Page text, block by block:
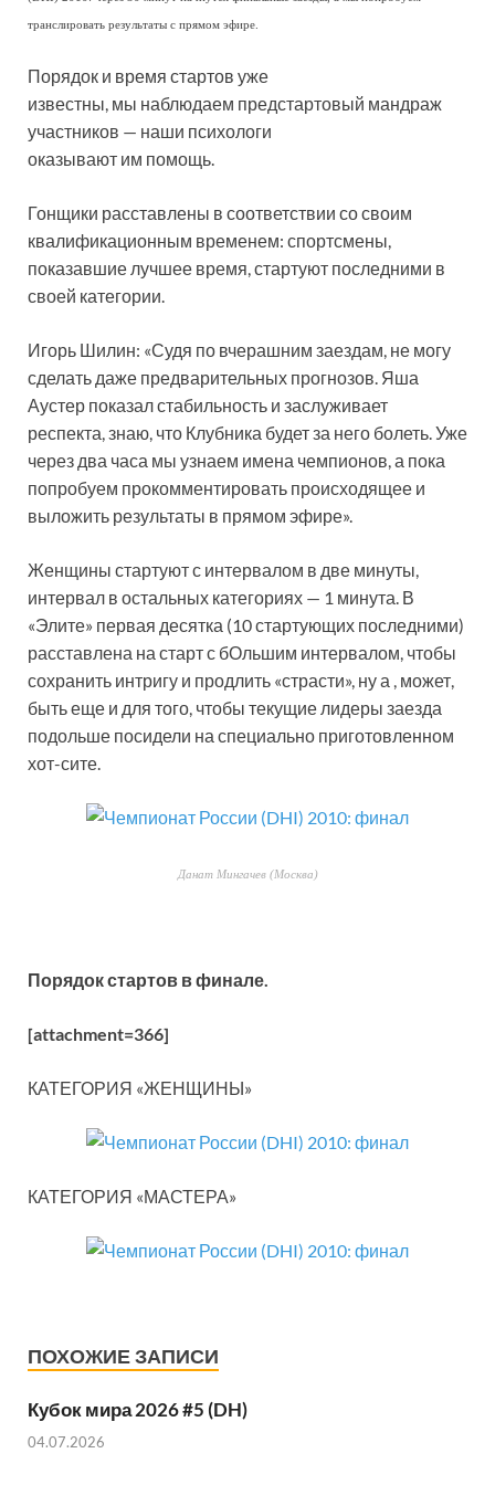
транслировать результаты с прямом эфире.
Порядок и время стартов уже
известны, мы наблюдаем предстартовый мандраж
участников — наши психологи
оказывают им помощь.
Гонщики расставлены в соответствии со своим
квалификационным временем: спортсмены,
показавшие лучшее время, стартуют последними в
своей категории.
Игорь Шилин: «Судя по вчерашним заездам, не могу
сделать даже предварительных прогнозов. Яша
Аустер показал стабильность и заслуживает
респекта, знаю, что Клубника будет за него болеть. Уже
через два часа мы узнаем имена чемпионов, а пока
попробуем прокомментировать происходящее и
выложить результаты в прямом эфире».
Женщины стартуют с интервалом в две минуты,
интервал в остальных категориях — 1 минута. В
«Элите» первая десятка (10 стартующих последними)
расставлена на старт с бОльшим интервалом, чтобы
сохранить интригу и продлить «страсти», ну а , может,
быть еще и для того, чтобы текущие лидеры заезда
подольше посидели на специально приготовленном
хот-сите.
Данат Мингачев (Москва)
Порядок стартов в финале.
[attachment=366]
КАТЕГОРИЯ «ЖЕНЩИНЫ»
КАТЕГОРИЯ «МАСТЕРА»
ПОХОЖИЕ ЗАПИСИ
Кубок мира 2026 #5 (DH)
04.07.2026